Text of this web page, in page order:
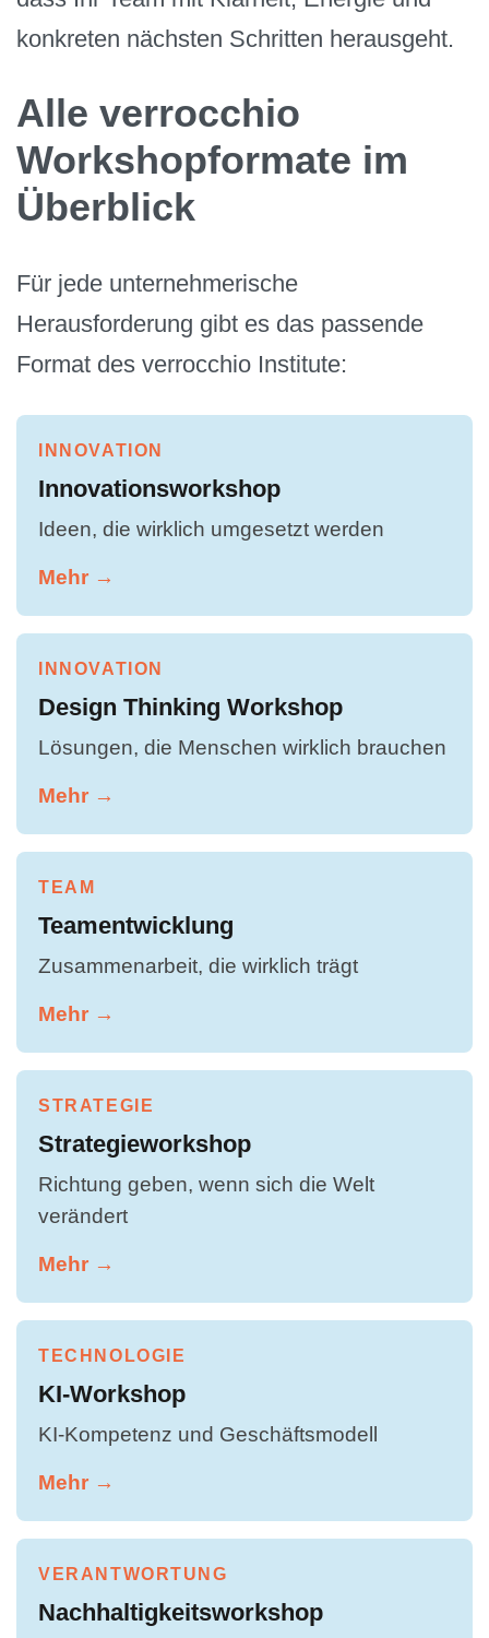
konkreten nächsten Schritten herausgeht.
Alle verrocchio
Workshopformate im
Überblick
Für jede unternehmerische
Herausforderung gibt es das passende
Format des verrocchio Institute:
INNOVATION
Innovationsworkshop
Ideen, die wirklich umgesetzt werden
Mehr →
INNOVATION
Design Thinking Workshop
Lösungen, die Menschen wirklich brauchen
Mehr →
TEAM
Teamentwicklung
Zusammenarbeit, die wirklich trägt
Mehr →
STRATEGIE
Strategieworkshop
Richtung geben, wenn sich die Welt
verändert
Mehr →
TECHNOLOGIE
KI-Workshop
KI-Kompetenz und Geschäftsmodell
Mehr →
VERANTWORTUNG
Nachhaltigkeitsworkshop